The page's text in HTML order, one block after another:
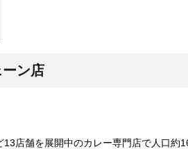
ン店
店舗を展開中のカレー専門店で人口約